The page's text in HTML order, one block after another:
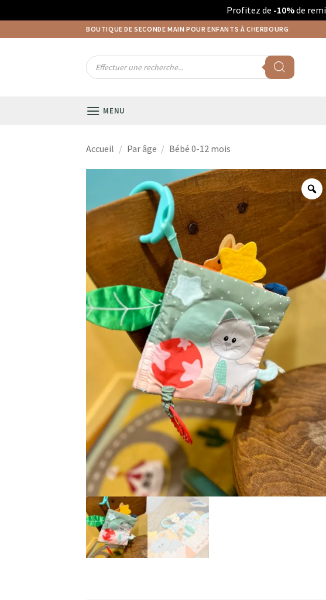
Profitez de -10%de
au
BOUTIQUE DE SECONDE MAIN POUR ENFANTS À CHERBOURG
Recherche
de
produits
MENU
Accueil / Par âge / Bébé 0-12 mois